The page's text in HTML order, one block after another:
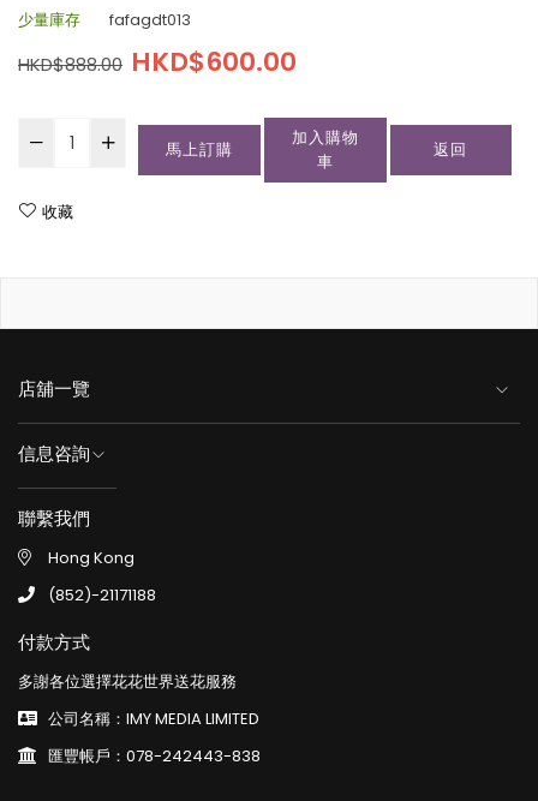
少量庫存 fafagdt013
HKD$888.00 HKD$600.00
馬上訂購
加入購物
車
返回
收藏
店舖一覽
信息咨詢
聯繫我們
Hong Kong
(852)-21171188
付款方式
多謝各位選擇花花世界送花服務
公司名稱：IMY MEDIA LIMITED
匯豐帳戶：078-242443-838